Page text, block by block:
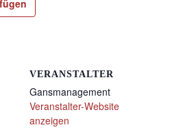
VERANSTALTER
Gansmanagement
Veranstalter-Website
anzeigen